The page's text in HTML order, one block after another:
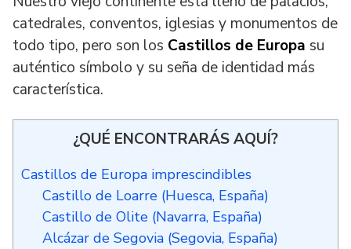
catedrales, conventos, iglesias y monumentos de
todo tipo, pero son los Castillos de Europa su
auténtico símbolo y su seña de identidad más
característica.
¿QUÉ ENCONTRARÁS AQUÍ?
Castillos de Europa imprescindibles
Castillo de Loarre (Huesca, España)
Castillo de Olite (Navarra, España)
Alcázar de Segovia (Segovia, España)